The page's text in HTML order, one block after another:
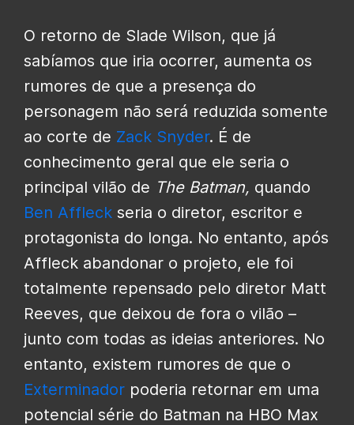
O retorno de Slade Wilson, que já
sabíamos que iria ocorrer, aumenta os
rumores de que a presença do
personagem não será reduzida somente
ao corte de Zack Snyder. É de
conhecimento geral que ele seria o
principal vilão de The Batman, quando
Ben Affleck seria o diretor, escritor e
protagonista do longa. No entanto, após
Affleck abandonar o projeto, ele foi
totalmente repensado pelo diretor Matt
Reeves, que deixou de fora o vilão –
junto com todas as ideias anteriores. No
entanto, existem rumores de que o
Exterminador poderia retornar em uma
potencial série do Batman na HBO Max